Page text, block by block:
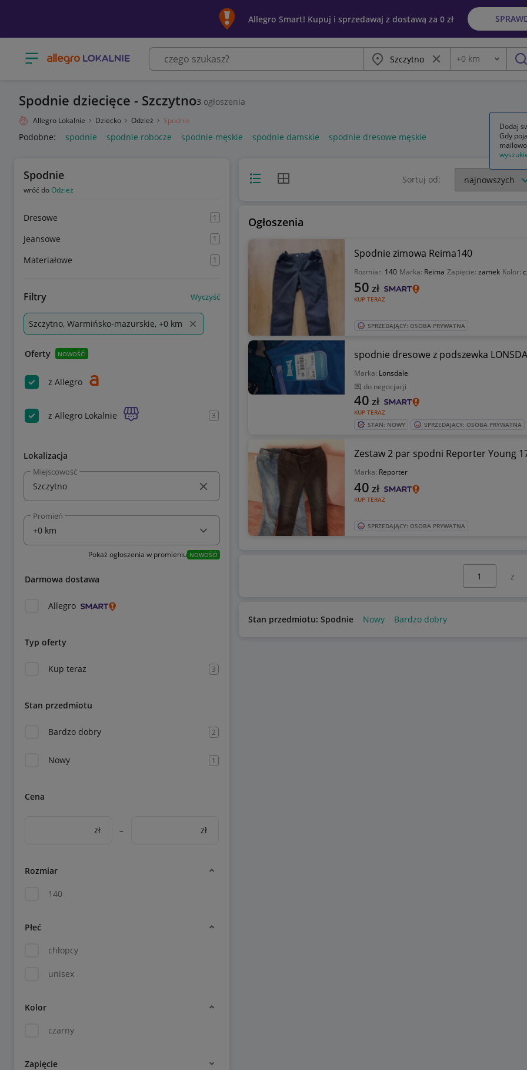
Allegro Smart! Kupuj i sprzedawaj z dostawą za 0 zł
Otwórz menu z kategoriami Miasto Wyczyść frazę
Odległość
+0 km
Spodnie dziecięce - Szczytno3 ogłoszenia
Allegro Lokalnie Dziecko Odzież Spodnie
Podobne: spodnie spodnie robocze spodnie męskie spodnie damskie spodnie dresowe męskie
Spodnie
wróć doOdzież
Dresowe 1
Jeansowe 1
Materiałowe 1
Filtry Wyczyść
Szczytno, Warmińsko-mazurskie, +0 km
Oferty NOWOŚĆ!
z Allegro
z Allegro Lokalnie 3
Lokalizacja
Miejscowość
Promień
Pokaż ogłoszenia w promieniu NOWOŚĆ!
Darmowa dostawa
Allegro
Typ oferty
Kup teraz 3
Stan przedmiotu
Bardzo dobry 2
Nowy 1
Cena
zł – zł
Rozmiar
140
Płeć
chłopcy
unisex
Kolor
czarny
Zapięcie
Widok listyWidok siatki Sortuj od:
Ogłoszenia
Spodnie zimowa Reima140
Rozmiar: 140 Marka: Reima Zapięcie: zamek Kolor:
KUP TERAZ
50 zł
SPRZEDAJĄCY: OSOBA PRYWATNA
spodnie dresowe z podszewka
Marka: Lonsdale
do negocjacji
KUP TERAZ
40 zł
STAN: NOWY SPRZEDAJĄCY: OSOBA PRYWATNA
Zestaw 2 par spodni Reporter Young
Marka: Reporter
KUP TERAZ
40 zł
SPRZEDAJĄCY: OSOBA PRYWATNA
z
Stan przedmiotu: Spodnie Nowy Bardzo dobry
Dodaj
Gdy